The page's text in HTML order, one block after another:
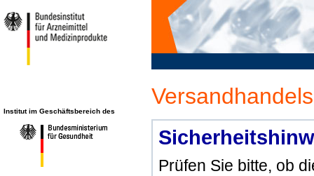
Institut im Geschäftsbereich des
Prüfen Sie bitte, ob